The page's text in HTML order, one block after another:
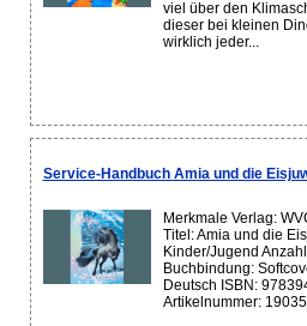
viel über den
dieser bei kleinen
wirklich jeder...
Service-Handbuch Amia und die
Merkmale Verlag:
Titel: Amia und die
Kinder/Jugend
Buchbindung:
Deutsch ISBN:
Artikelnummer: